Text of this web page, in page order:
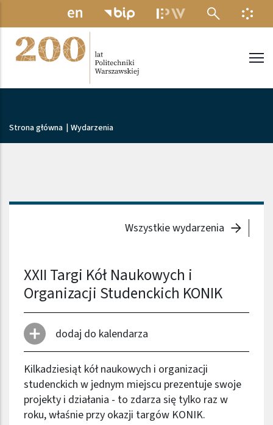
Przejdź do treści
MENU
Ścieżka nawigacyjna
Strona główna Wydarzenia
dodaj do kalendarza
Wszystkie wydarzenia
XXII Targi Kół Naukowych i
Organizacji Studenckich KONIK
Kilkadziesiąt kół naukowych i organizacji
studenckich w jednym miejscu prezentuje swoje
projekty i działania - to zdarza się tylko raz w
roku, właśnie przy okazji targów KONIK.